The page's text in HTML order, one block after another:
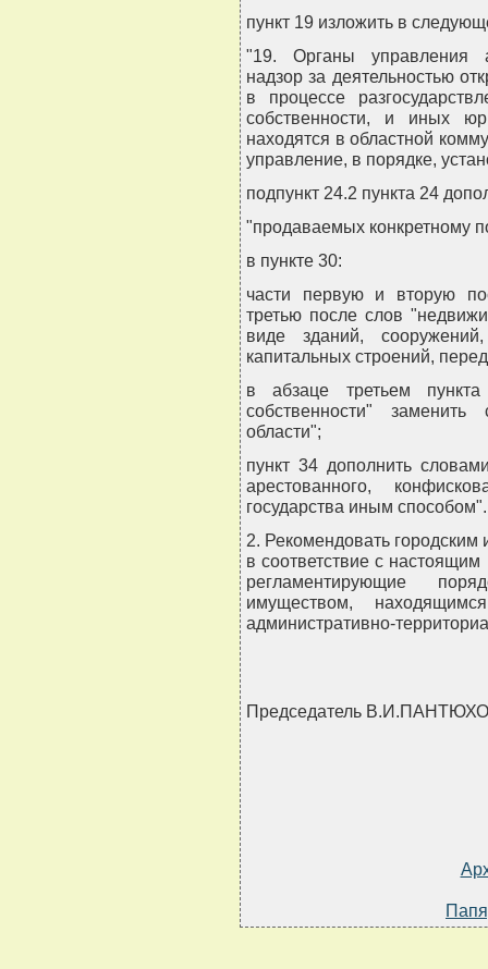
пункт 19 изложить в
"19. Органы управления
надзор за деятельностью
в процессе
собственности, и иных
находятся в областной
управление, в порядке,
подпункт 24.2 пункта 24
"продаваемых конкретному
в пункте 30:
части первую и вторую
третью после слов
виде зданий,
капитальных строений,
в абзаце третьем
собственности" заменить
области";
пункт 34 дополнить
арестованного,
государства иным способом".
2. Рекомендовать
в соответствие с
регламентирующие
имуществом,
административно-
Председатель